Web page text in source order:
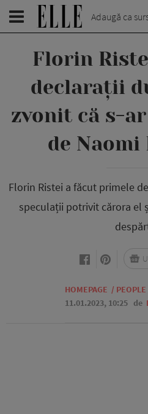
Adaugă ca
Florin
declarații
zvonit că s-
de Naomi
Florin Ristei a făcut primele
speculații potrivit cărora el
HOMEPAGE / PEOPLE
11.01.2023, 10:25 de